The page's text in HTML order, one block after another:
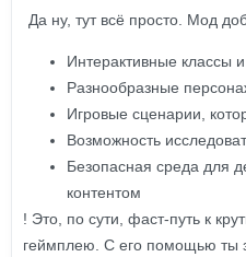
Да ну, тут всё просто. Мод
Интерактивные классы
Разнообразные
Игровые сценарии,
Возможность
Безопасная среда для
контентом
! Это, по сути, фаст-путь к
геймплею. С его помощью ты